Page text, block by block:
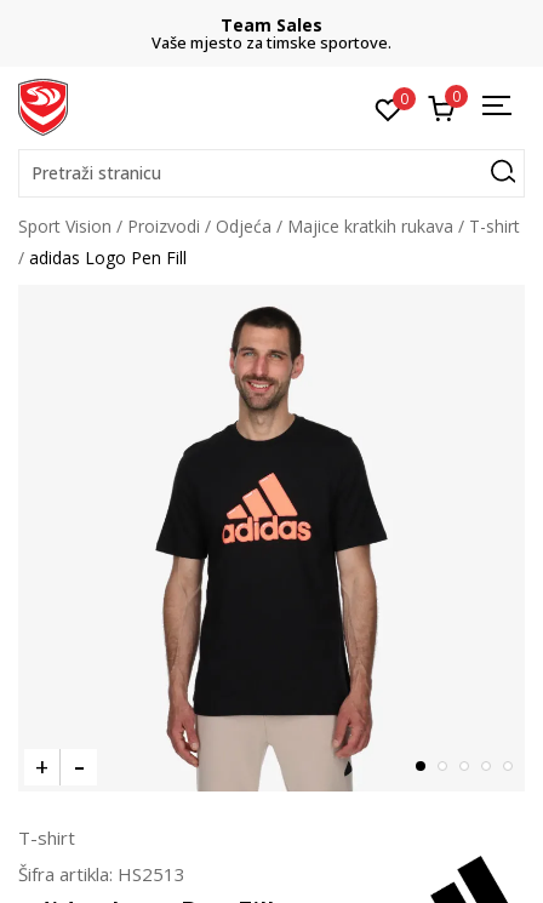
Team Sales
Vaše mjesto za timske sportove.
0 0
Pretraži stranicu
Sport Vision Proizvodi Odjeća Majice kratkih rukava
T-shirt
adidas Logo Pen Fill
T-shirt
Šifra artikla: HS2513